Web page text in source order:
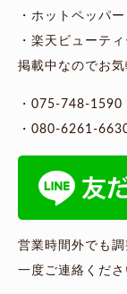
・ホットペッパ
・楽天ビューティ
掲載中なのでお
・075-748-1590
・080-6261-
営業時間外でも
一度ご連絡くださ